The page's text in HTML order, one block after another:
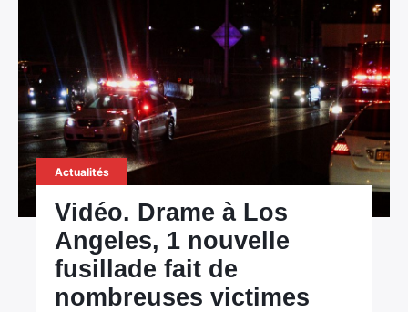
Actualités
Vidéo. Drame à Los
Angeles, 1 nouvelle
fusillade fait de
nombreuses victimes